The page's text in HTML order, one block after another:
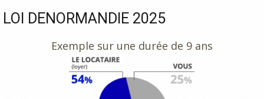
LOI DENORMANDIE 2025
Exemple sur une durée de 9 ans